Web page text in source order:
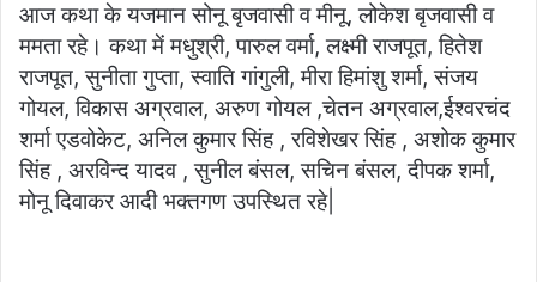
आज कथा के यजमान सोनू बृजवासी व मीनू, लोकेश बृजवासी व
ममता रहे। कथा में मधुश्री, पारुल वर्मा, लक्ष्मी राजपूत, हितेश
राजपूत, सुनीता गुप्ता, स्वाति गांगुली, मीरा हिमांशु शर्मा, संजय
गोयल, विकास अग्रवाल, अरुण गोयल ,चेतन अग्रवाल,ईश्वरचंद
शर्मा एडवोकेट, अनिल कुमार सिंह , रविशेखर सिंह , अशोक कुमार
सिंह , अरविन्द यादव , सुनील बंसल, सचिन बंसल, दीपक शर्मा,
मोनू दिवाकर आदी भक्तगण उपस्थित रहे|